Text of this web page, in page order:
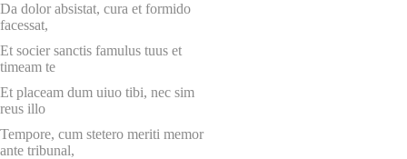
Da dolor absistat, cura et formido
facessat,
Et socier sanctis famulus tuus et
timeam te
Et placeam dum uiuo tibi, nec sim
reus illo
Tempore, cum stetero meriti memor
ante tribunal,